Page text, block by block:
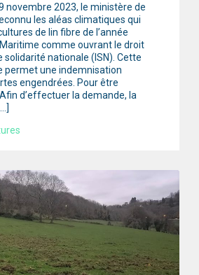
novembre 2023, le ministère de
les aléas climatiques qui
de lin fibre de l’année
comme ouvrant le droit
solidarité nationale (ISN). Cette
permet une indemnisation
engendrées. Pour être
d’effectuer la demande, la